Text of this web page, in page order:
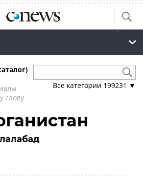
слову
Все категории 199231 ▼